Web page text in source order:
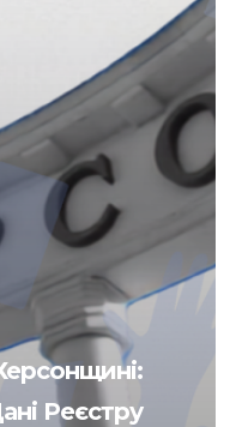
Реєстру